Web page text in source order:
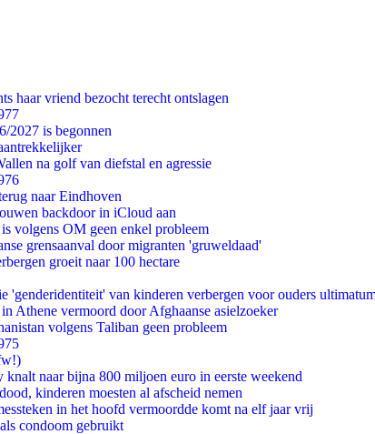
haar vriend bezocht terecht ontslagen
2027 is begonnen
na golf van diefstal en agressie
naar Eindhoven
backdoor in iCloud aan
volgens OM geen enkel probleem
grensaanval door migranten 'gruweldaad'
groeit naar 100 hectare
'genderidentiteit' van kinderen verbergen voor ouders
Athene vermoord door Afghaanse asielzoeker
volgens Taliban geen probleem
naar bijna 800 miljoen euro in eerste weekend
kinderen moesten al afscheid nemen
in het hoofd vermoordde komt na elf jaar vrij
condoom gebruikt